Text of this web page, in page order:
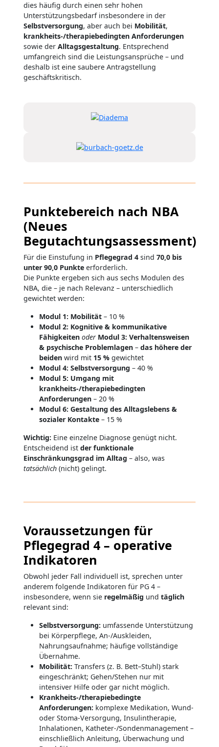
dies häufig durch einen sehr hohen
Unterstützungsbedarf insbesondere in der
Selbstversorgung, aber auch bei Mobilität,
krankheits-/therapiebedingten Anforderungen
sowie der Alltagsgestaltung. Entsprechend
umfangreich sind die Leistungsansprüche – und
deshalb ist eine saubere Antragstellung
geschäftskritisch.
Punktebereich nach NBA
(Neues
Begutachtungsassessment)
Für die Einstufung in Pflegegrad 4 sind 70,0 bis
unter 90,0 Punkte erforderlich.
Die Punkte ergeben sich aus sechs Modulen des
NBA, die – je nach Relevanz – unterschiedlich
gewichtet werden:
Modul 1: Mobilität – 10 %
Modul 2: Kognitive & kommunikative
Fähigkeiten oder Modul 3: Verhaltensweisen
& psychische Problemlagen – das höhere der
beiden wird mit 15 % gewichtet
Modul 4: Selbstversorgung – 40 %
Modul 5: Umgang mit
krankheits-/therapiebedingten
Anforderungen – 20 %
Modul 6: Gestaltung des Alltagslebens &
sozialer Kontakte – 15 %
Wichtig: Eine einzelne Diagnose genügt nicht.
Entscheidend ist der funktionale
Einschränkungsgrad im Alltag – also, was
tatsächlich (nicht) gelingt.
Voraussetzungen für
Pflegegrad 4 – operative
Indikatoren
Obwohl jeder Fall individuell ist, sprechen unter
anderem folgende Indikatoren für PG 4 –
insbesondere, wenn sie regelmäßig und täglich
relevant sind:
Selbstversorgung: umfassende Unterstützung
bei Körperpflege, An-/Auskleiden,
Nahrungsaufnahme; häufige vollständige
Übernahme.
Mobilität: Transfers (z. B. Bett–Stuhl) stark
eingeschränkt; Gehen/Stehen nur mit
intensiver Hilfe oder gar nicht möglich.
Krankheits-/therapiebedingte
Anforderungen: komplexe Medikation, Wund-
oder Stoma-Versorgung, Insulintherapie,
Inhalationen, Katheter-/Sondenmanagement –
einschließlich Anleitung, Überwachung und